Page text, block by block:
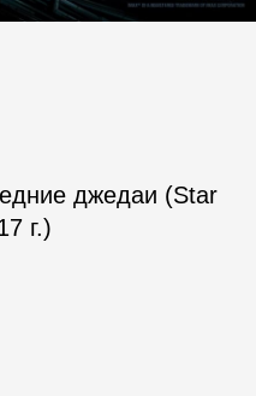
джедаи (Star
г.)